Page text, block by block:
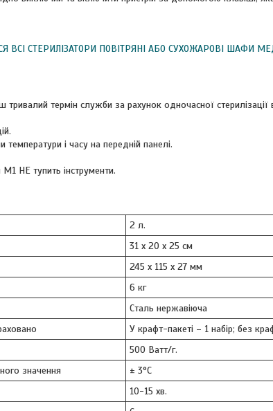
ВСІ СТЕРИЛІЗАТОРИ ПОВІТРЯНІ АБО СУХОЖАРОВІ ШАФИ
тривалий термін служби за рахунок одночасної стерилізації
і часу на передній панелі.
НЕ тупить інструменти.
2 л.
31 х 20 х 25 см
245 х 115 х 27 мм
6 кг
Сталь нержавіюча
У крафт-пакеті – 1 набір; без
500 Ватт/г.
значення
± 3°C
10-15 хв.